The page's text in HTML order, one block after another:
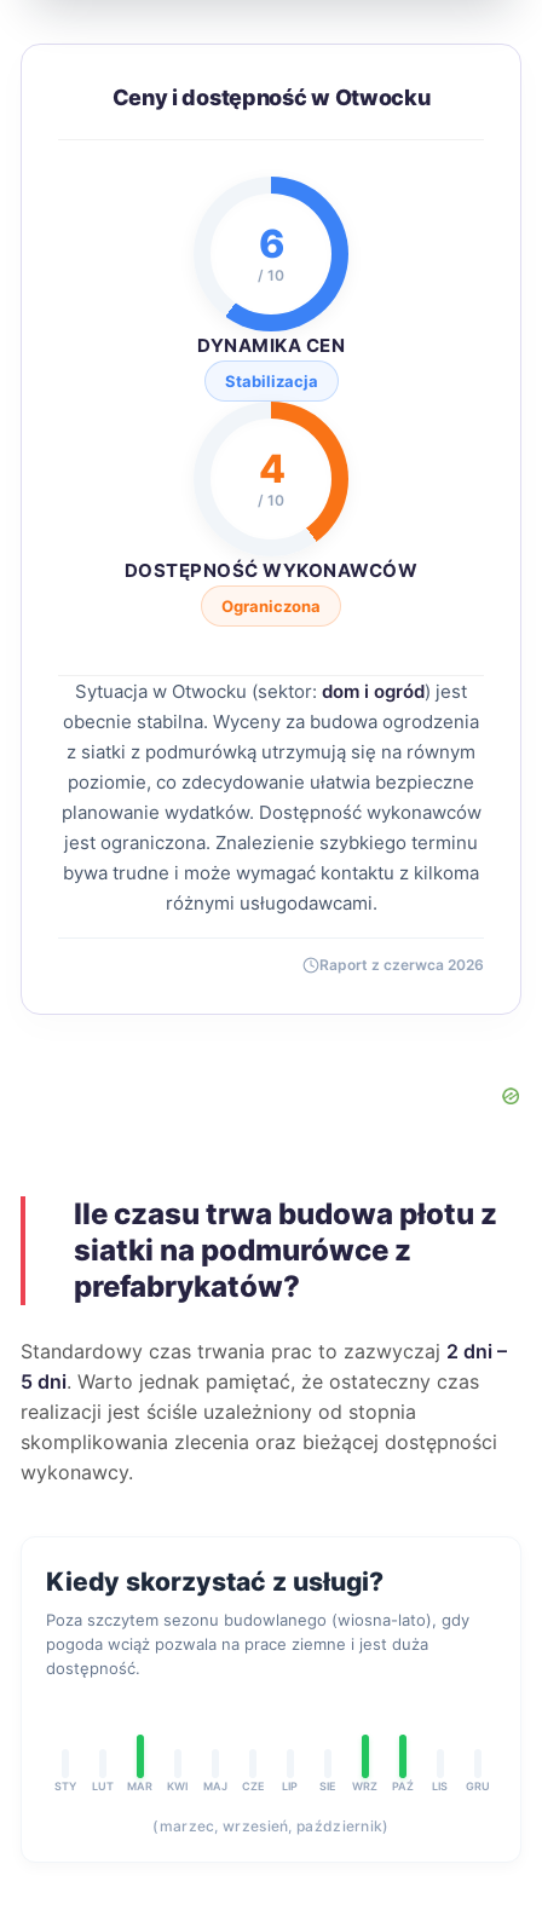
Ceny i dostępność w Otwocku
6
/ 10
DYNAMIKA CEN
Stabilizacja
4
/ 10
DOSTĘPNOŚĆ WYKONAWCÓW
Ograniczona
Sytuacja w Otwocku (sektor: dom i ogród) jest
obecnie stabilna. Wyceny za budowa ogrodzenia
z siatki z podmurówką utrzymują się na równym
poziomie, co zdecydowanie ułatwia bezpieczne
planowanie wydatków. Dostępność wykonawców
jest ograniczona. Znalezienie szybkiego terminu
bywa trudne i może wymagać kontaktu z kilkoma
różnymi usługodawcami.
Raport z czerwca 2026
Ile czasu trwa budowa płotu z
siatki na podmurówce z
prefabrykatów?
Standardowy czas trwania prac to zazwyczaj 2 dni –
5 dni. Warto jednak pamiętać, że ostateczny czas
realizacji jest ściśle uzależniony od stopnia
skomplikowania zlecenia oraz bieżącej dostępności
wykonawcy.
Kiedy skorzystać z usługi?
Poza szczytem sezonu budowlanego (wiosna-lato), gdy
pogoda wciąż pozwala na prace ziemne i jest duża
dostępność.
STY LUT MAR KWI MAJ CZE LIP SIE WRZ PAŹ LIS GRU
(marzec, wrzesień, październik)